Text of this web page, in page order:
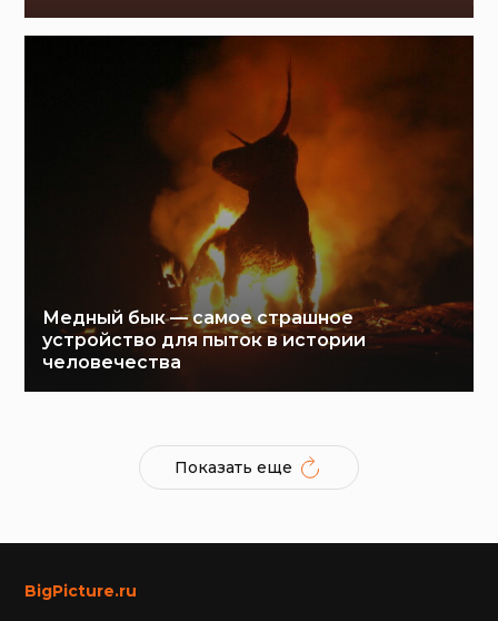
Медный бык — самое страшное
устройство для пыток в истории
человечества
Показать еще
BigPicture.ru